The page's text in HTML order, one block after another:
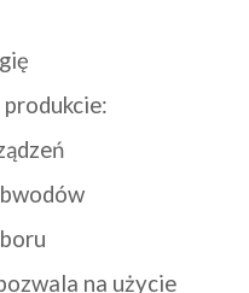
na użycie